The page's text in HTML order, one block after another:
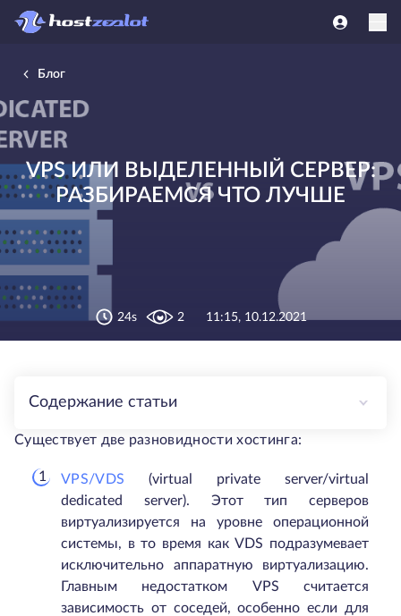
Блог
VPS ИЛИ ВЫДЕЛЕННЫЙ СЕРВЕР:
РАЗБИРАЕМСЯ ЧТО ЛУЧШЕ
24s 2 11:15, 10.12.2021
Содержание статьи
Существует две разновидности хостинга:
VPS/VDS (virtual private server/virtual
dedicated server). Этот тип серверов
виртуализируется на уровне операционной
системы, в то время как VDS подразумевает
исключительно аппаратную виртуализацию.
Главным недостатком VPS считается
зависимость от соседей, особенно если для